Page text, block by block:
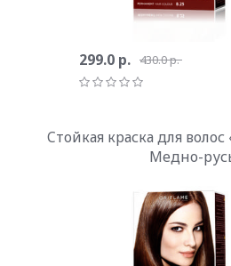
299.0 р. 430.0 р.
Cтойкая краска для
Медно-